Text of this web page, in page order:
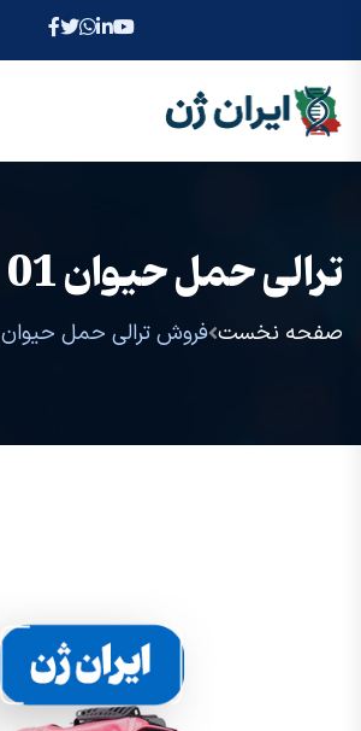
ترالی حمل حیوان 01
صفحه نخست فروش ترالی حمل حیوان 01